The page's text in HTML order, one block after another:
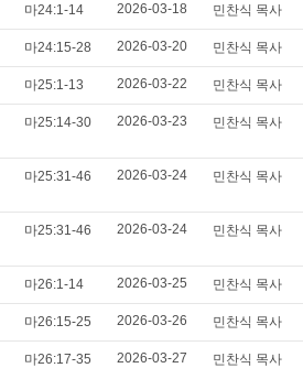
마24:1-14 2026-03-18 민찬식 목사
마24:15-28 2026-03-20 민찬식 목사
마25:1-13 2026-03-22 민찬식 목사
마25:14-30 2026-03-23 민찬식 목사
마25:31-46 2026-03-24 민찬식 목사
마25:31-46 2026-03-24 민찬식 목사
마26:1-14 2026-03-25 민찬식 목사
마26:15-25 2026-03-26 민찬식 목사
마26:17-35 2026-03-27 민찬식 목사